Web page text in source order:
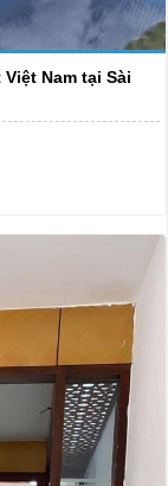
Nam tại Sài